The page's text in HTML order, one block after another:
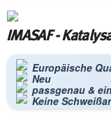
IMASAF -
Europäische
Neu
passgenau &
Keine